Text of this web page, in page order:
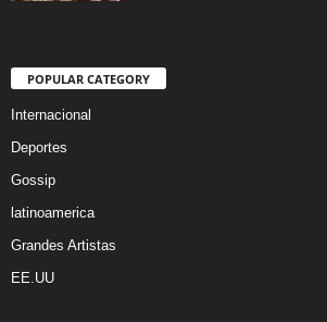
POPULAR CATEGORY
Internacional
Deportes
Gossip
latinoamerica
Grandes Artistas
EE.UU